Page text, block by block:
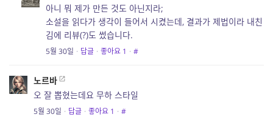
아니 뭐 제가 만든 것도 아닌지라;
소설을 읽다가 생각이 들어서 시켰는데, 결과가 제법이라 내친
김에 리뷰(?)도 썼습니다.
5월 30일 · 답글 · 좋아요 1 · #
노르바
오 잘 뽑혔는데요 무하 스타일
5월 30일 · 답글 · 좋아요 1 · #